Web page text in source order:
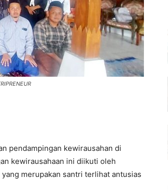
pendampingan kewirausahan di
kewirausahaan ini diikuti oleh
merupakan santri terlihat antusias